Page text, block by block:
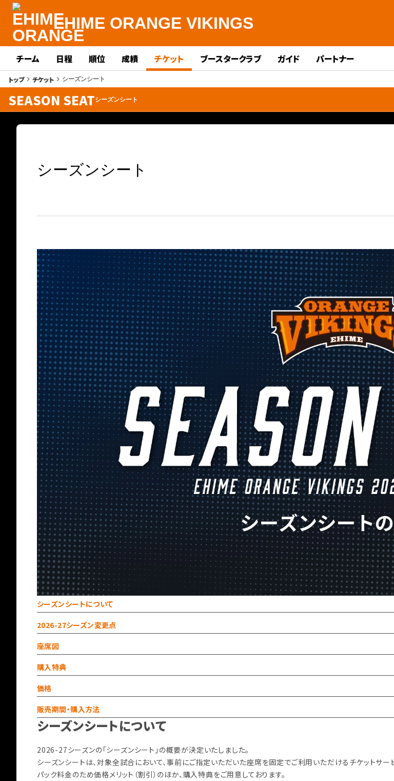
EHIME ORANGE VIKINGS
チーム 日程 順位 成績 チケット ブースタークラブ ガイド パートナー
トップkeyboard_arrow_right チケット keyboard_arrow_right シーズンシート
SEASON SEATシーズンシート
シーズンシート
シーズンシートについて
2026-27シーズン変更点
座席図
購入特典
価格
販売期間・購入方法
シーズンシートについて
2026-27シーズンの「シーズンシート」の概要が決定いたしました。
シーズンシートは、対象全試合において、事前にご指定いただいた座席を固定でご利用いただけるチケットサー
パック料金のため価格メリット（割引）のほか、購入特典をご用意しております。